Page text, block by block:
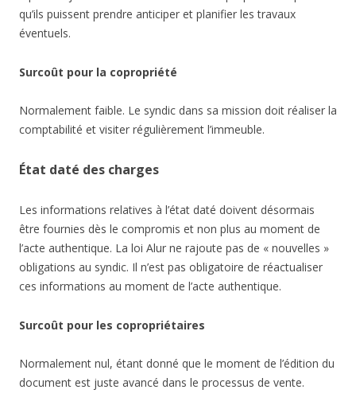
qu’ils puissent prendre anticiper et planifier les travaux
éventuels.
Surcoût pour la copropriété
Normalement faible. Le syndic dans sa mission doit réaliser la
comptabilité et visiter régulièrement l’immeuble.
État daté des charges
Les informations relatives à l’état daté doivent désormais
être fournies dès le compromis et non plus au moment de
l’acte authentique. La loi Alur ne rajoute pas de « nouvelles »
obligations au syndic. Il n’est pas obligatoire de réactualiser
ces informations au moment de l’acte authentique.
Surcoût pour les copropriétaires
Normalement nul, étant donné que le moment de l’édition du
document est juste avancé dans le processus de vente.